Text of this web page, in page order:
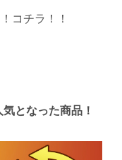
コチラ！！
となった商品！